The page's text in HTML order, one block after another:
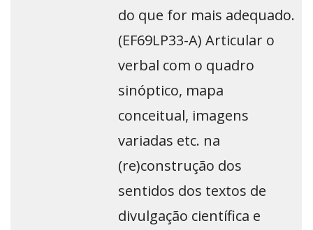
do que for mais adequado.
(EF69LP33-A) Articular o
verbal com o quadro
sinóptico, mapa
conceitual, imagens
variadas etc. na
(re)construção dos
sentidos dos textos de
divulgação científica e